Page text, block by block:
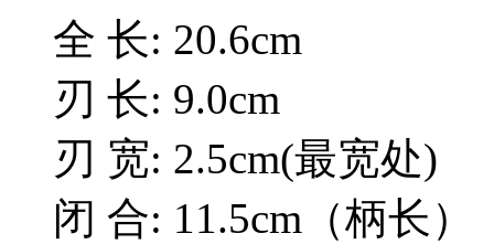
全 长: 20.6cm
刃 长: 9.0cm
刃 宽: 2.5cm(最宽处)
闭 合: 11.5cm（柄长）